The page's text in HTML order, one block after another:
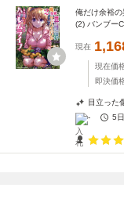
俺だけ余裕
(2) バンブー
現在
現在価
即決価
目立った
-
5日